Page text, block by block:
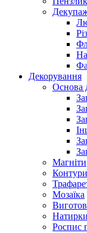
Декорування
Основа
Магніти
Мозаїка
Натирки
Роспис